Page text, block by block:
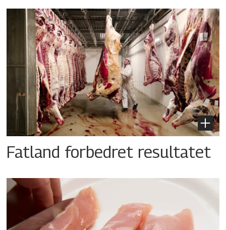
Fatland forbedret resultatet